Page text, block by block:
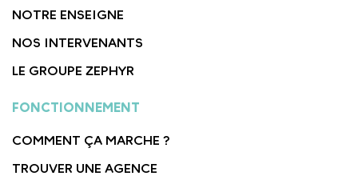
NOTRE ENSEIGNE
NOS INTERVENANTS
LE GROUPE ZEPHYR
FONCTIONNEMENT
COMMENT ÇA MARCHE ?
TROUVER UNE AGENCE